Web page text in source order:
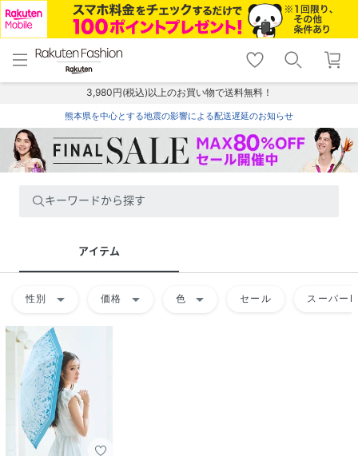
menu home
トップ
shopping_cart lock_outline
ログイン
3,980円(税込)以上のお買い物で送料無料！
熊本県を中心とする地震の影響による配送遅延のお知らせ
キーワードから探す
アイテム
性別 arrow_drop_down 価格 arrow_drop_down 色 arrow_drop_down セール スーパー